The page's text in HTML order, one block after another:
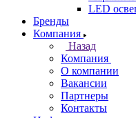
LED
Бренды
Компания
Назад
Компания
О компании
Вакансии
Партнеры
Контакты